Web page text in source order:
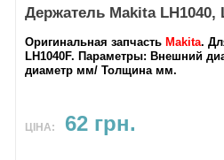
Держатель Makita LH1040,
Оригинальная запчасть Makita.
LH1040F. Параметры: Внешний
диаметр мм/ Толщина мм.
ЦІНА: 62 грн.